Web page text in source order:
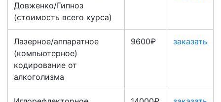
Довженко/Гипноз
(стоимость всего курса)
Лазерное/аппаратное
(компьютерное)
кодирование от
алкоголизма
9600₽ заказать